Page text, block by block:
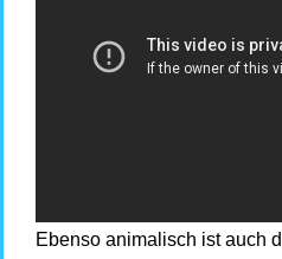
Ebenso animalisch ist auch